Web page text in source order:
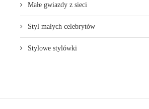
Małe gwiazdy z sieci
Styl małych celebrytów
Stylowe stylówki